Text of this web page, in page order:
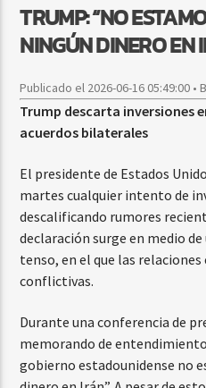
TRUMP: “NO
NINGÚN DINERO EN
Publicado el 2026-06-16 05:49:00 •
Trump descarta inversiones
acuerdos bilaterales
El presidente de Estados
martes cualquier intento de
descalificando rumores
declaración surge en medio
tenso, en el que las
conflictivas.
Durante una conferencia de
memorando de
gobierno estadounidense no